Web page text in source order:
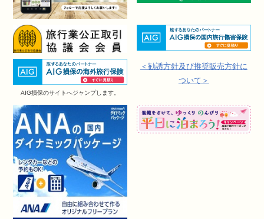
AIG損保のサイトへジャンプします。
＜勧誘方針及び推奨販売方針に
ついて＞